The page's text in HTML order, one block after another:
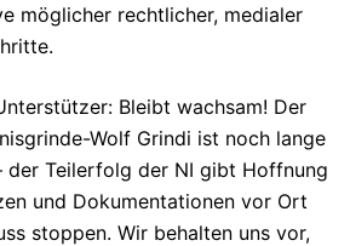
möglicher rechtlicher, medialer
Bleibt wachsam! Der
Wolf Grindi ist noch lange
der Teilerfolg der NI gibt Hoffnung
und Dokumentationen vor Ort
stoppen. Wir behalten uns vor,